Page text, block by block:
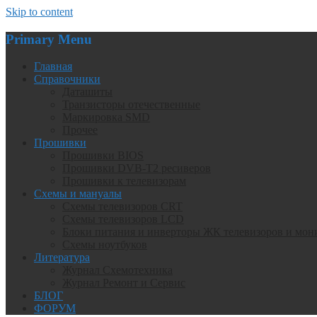
Skip to content
Primary Menu
Главная
Справочники
Прошивки
Схемы и мануалы
Литература
БЛОГ
ФОРУМ